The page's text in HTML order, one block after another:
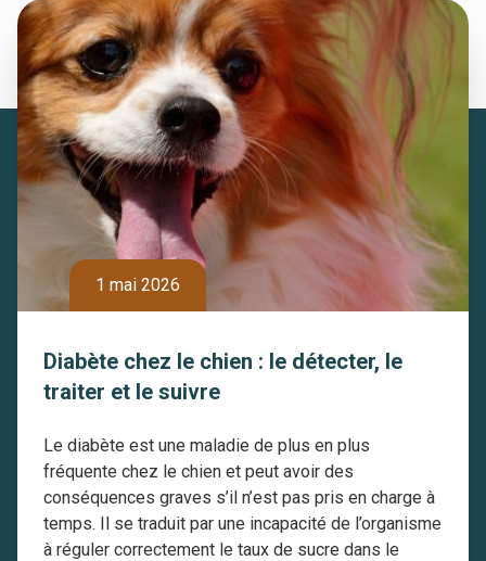
1 mai 2026
Diabète chez le chien : le détecter, le
traiter et le suivre
Le diabète est une maladie de plus en plus
fréquente chez le chien et peut avoir des
conséquences graves s’il n’est pas pris en charge à
temps. Il se traduit par une incapacité de l’organisme
à réguler correctement le taux de sucre dans le